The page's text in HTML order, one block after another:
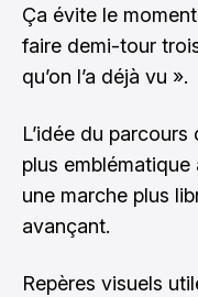
Ça évite le
faire demi-tour
qu’on l’a déjà vu ».
L’idée du parcours
plus
une marche plus
avançant.
Repères visuels